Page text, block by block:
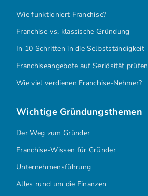
Wie funktioniert Franchise?
Franchise vs. klassische Gründung
In 10 Schritten in die Selbstständigkeit
Franchiseangebote auf Seriösität prüfen
Wie viel verdienen Franchise-Nehmer?
Wichtige Gründungsthemen
Der Weg zum Gründer
Franchise-Wissen für Gründer
Unternehmensführung
Alles rund um die Finanzen